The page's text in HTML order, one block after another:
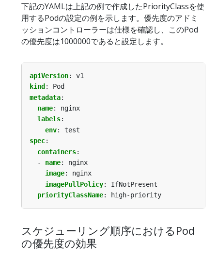
下記のYAMLは上記の例で作成したPriorityClassを使
用するPodの設定の例を示します。優先度のアドミ
ッションコントローラーは仕様を確認し、このPod
の優先度は1000000であると設定します。
apiVersion:
v1
kind :
Pod
metadata:
name:
nginx
labels:
env:
test
spec:
containers:
- name:
nginx
image:
nginx
imagePullPolicy:
IfNotPresent
priorityClassName: high-priority
スケジューリング順序におけるPod
の優先度の効果